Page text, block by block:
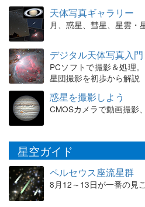
天体写真ギャラリー
月、惑星、彗星、星雲
デジタル天体写真入門
PCソフトで撮影＆処理
星団撮影を初歩から解説
惑星を撮影しよう
CMOSカメラで動画撮影
星空ガイド
ペルセウス座流星群
8月12～13日が一番の見